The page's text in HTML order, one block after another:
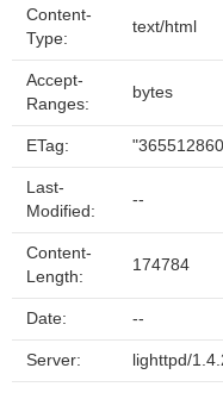
Content-
Type:
text/html
Accept-
Ranges:
bytes
ETag:
Last-
Modified:
--
Content-
Length:
174784
Date: --
Server: lighttpd/